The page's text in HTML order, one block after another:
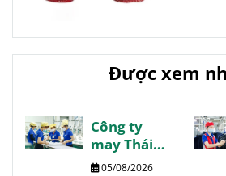
Được xem
Công ty
may Thái
Bình danh
05/08/2026